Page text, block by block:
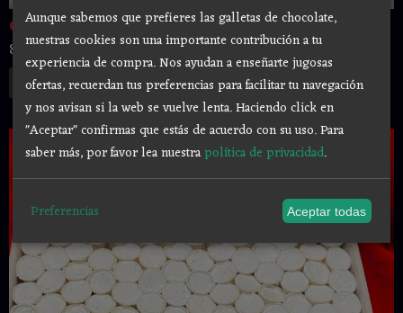
CUPS AUTENTICA CASCARILLA SANTERIA...
80,00 €
Añadir a Carrito
Aunque sabemos que prefieres las galletas de chocolate,
nuestras cookies son una importante contribución a tu
experiencia de compra. Nos ayudan a enseñarte jugosas
ofertas, recuerdan tus preferencias para facilitar tu navegación
y nos avisan si la web se vuelve lenta. Haciendo click en
"Aceptar" confirmas que estás de acuerdo con su uso.Para
saber más, por favor lea nuestrapolítica de privacidad.
Preferencias Aceptar todas